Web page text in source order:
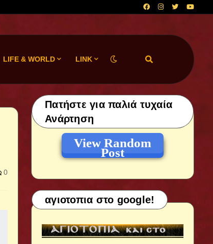
LIFE & WORLD LINK
0
Πατήστε για παλιά τυχαία
Ανάρτηση
View Random
Post
αγιοτοπια στο google!